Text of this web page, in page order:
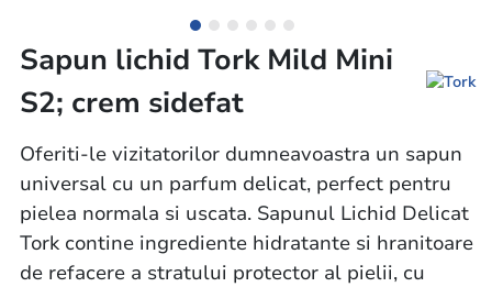
Sapun lichid Tork Mild Mini
S2; crem sidefat
Oferiti-le vizitatorilor dumneavoastra un sapun
universal cu un parfum delicat, perfect pentru
pielea normala si uscata. Sapunul Lichid Delicat
Tork contine ingrediente hidratante si hranitoare
de refacere a stratului protector al pielii, cu